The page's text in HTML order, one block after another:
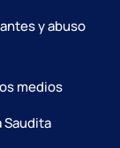
y abuso
medios
Saudita